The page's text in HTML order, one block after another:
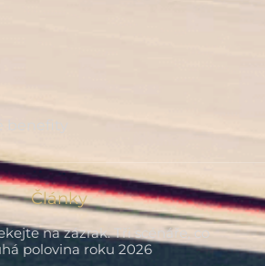
benefity
Články
na zázrak. Tři scénáře, co
polovina roku 2026